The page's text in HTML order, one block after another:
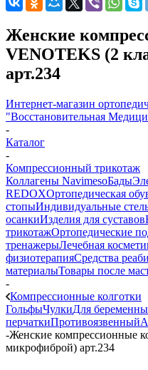
Женские
VENOTEKS (2
арт.234
Интернет-магазин
"Восстановительная
-
Каталог
-
Компрессионный трикотаж
Коллагены NavimesoБады
REDOXОртопедическая
стопыИндивидуальные
осанкиИзделия для суставов
трикотажОртопедические
тренажерыЛечебная
физиотерапияСредства
материалыТовары после
-
Компрессионные колготки
ГольфыЧулкиДля
перчаткиПротивоязвенный
-Женские компрессионные
микрофиброй) арт.234